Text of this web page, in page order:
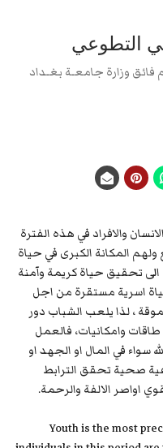
التطوعي
فائق وزارة جامعـة بغـداد
والافراد في هذه الفترة
المكانة الكبرى في حياة
الى تحقيق حياة كريمة وآمنة
اسرية مستقرة من اجل
، لذا يلعب الشباب دور
وامكانيات، فالعمل
سواء في المال او الجهد او
صحية تحقق الترابط
اواصر الالفة والرحمة.
Youth is the most